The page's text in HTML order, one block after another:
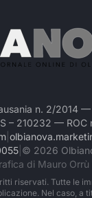
n. 2/2014
– 210232 — ROC
| © 2026
di Mauro
riservati. Tutte le
Nel caso, a